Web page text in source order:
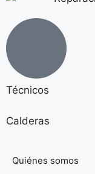
Técnicos
Calderas
Quiénes somos